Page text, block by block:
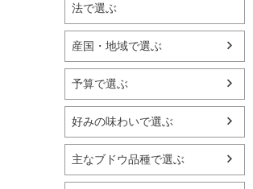
法で選ぶ
産国・地域で選ぶ
予算で選ぶ
好みの味わいで選ぶ
主なブドウ品種で選ぶ